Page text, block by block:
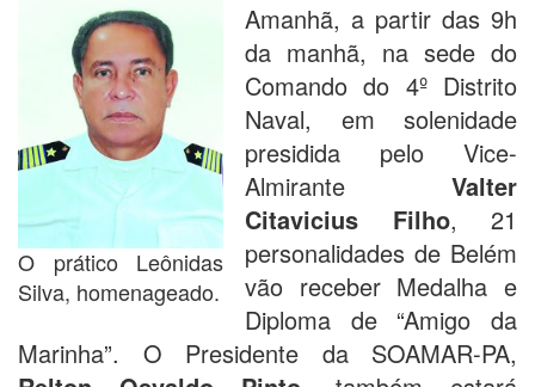
O prático Leônidas
Silva, homenageado.
Amanhã, a partir das 9h
da manhã, na sede do
Comando do 4º Distrito
Naval, em solenidade
presidida pelo Vice-
Almirante Valter
Citavicius Filho, 21
personalidades de Belém
vão receber Medalha e
Diploma de “Amigo da
Marinha”. O Presidente da SOAMAR-PA,